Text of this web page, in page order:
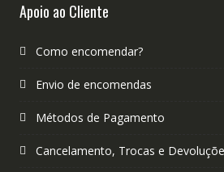
Apoio ao Cliente
Como encomendar?
Envio de encomendas
Métodos de Pagamento
Cancelamento, Trocas e